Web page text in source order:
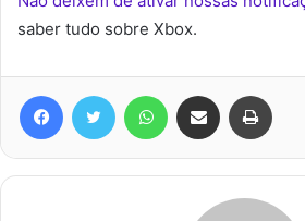
saber tudo sobre Xbox.
FacebookTwitter WhatsAppCompartilhar via e-mail